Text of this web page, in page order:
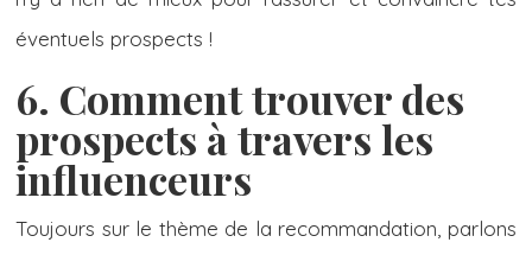
éventuels prospects !
6. Comment trouver des
prospects à travers les
influenceurs
Toujours sur le thème de la recommandation, parlons